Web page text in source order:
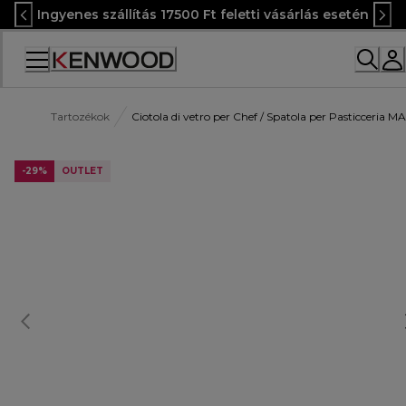
Skip
to
Content
Ingyenes szállítás 17500 Ft feletti vásárlás esetén
Accessibility
Tartozékok Ciotola di vetro per Chef / Spatola per Pasticceria
-29% OUTLET